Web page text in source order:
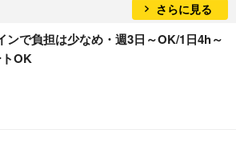
さらに見る
ンで負担は少なめ・週3日～OK/1日4h～
OK